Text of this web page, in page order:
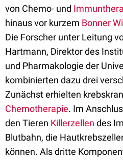
von Chemo- und
hinaus vor kurzem Bonner
Die Forscher unter Leitung
Hartmann, Direktor des
und Pharmakologie der
kombinierten dazu drei
Zunächst erhielten
Chemotherapie. Im
den Tieren Killerzellen des
Blutbahn, die
können. Als dritte